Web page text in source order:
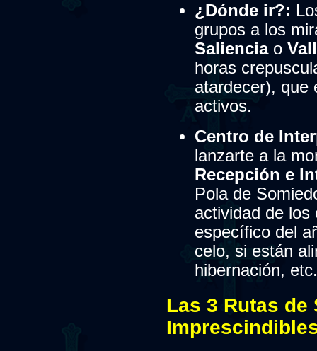
¿Dónde ir?:
grupos a los
Salienciao
horas
atardecer), que
activos.
Centro de
lanzarte a la
Recepción e
Pola de
actividad de los
específico del
celo, si están
hibernación,
Las 3 Rutas de